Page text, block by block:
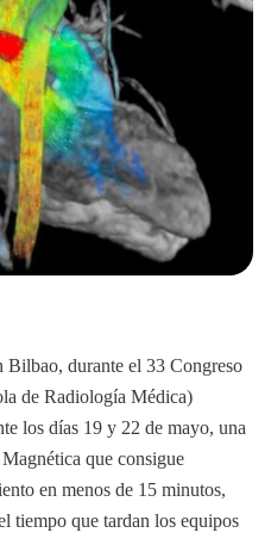
Bilbao, durante el 33 Congreso
de Radiología Médica)
los días 19 y 22 de mayo, una
que consigue
en menos de 15 minutos,
tiempo que tardan los equipos